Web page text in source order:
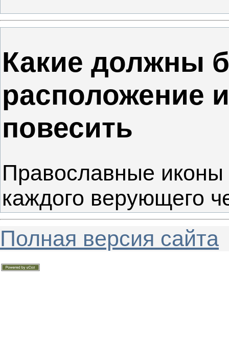
Какие должны
расположение
повесить
Православные
каждого верующего
Полная версия сайта